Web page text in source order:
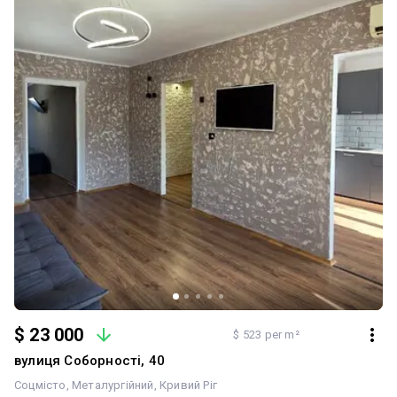
$ 23 000 $ 523 per m²
вулиця Соборності, 40
Соцмісто Металургійний Кривий Ріг